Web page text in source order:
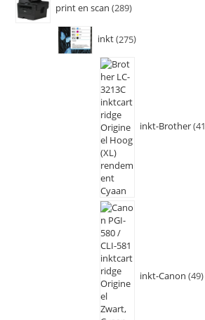
print en scan 289
inkt 275
inkt-Brother 41
inkt-Canon 49